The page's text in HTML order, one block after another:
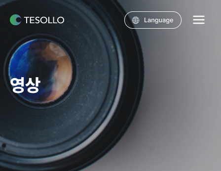
콘텐츠로
건너뛰기
영상